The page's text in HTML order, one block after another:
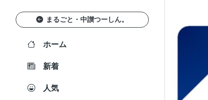
まるごと・中讃つーしん。
ホーム
新着
人気